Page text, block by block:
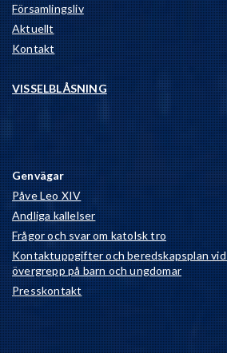
Församlingsliv
Aktuellt
Kontakt
VISSELBLÅSNING
Genvägar
Påve Leo XIV
Andliga kallelser
Frågor och svar om katolsk tro
Kontaktuppgifter och beredskapsplan
övergrepp på barn och ungdomar
Presskontakt